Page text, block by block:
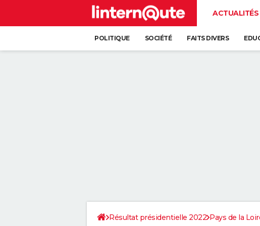
ACTUALITÉS
POLITIQUE SOCIÉTÉ FAITS DIVERS
Résultat présidentielle 2022 Pays de la